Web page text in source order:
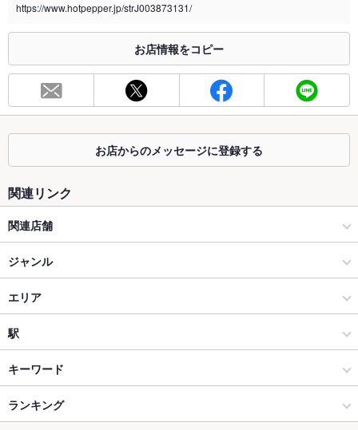
※2020年4月1日～受動喫煙対策に関する法律が施行されています。正しい情報はお店へお問い
総席数 60席(座敷席あり)
最大宴会収
18人(着席時)
座敷
掘りごたつ
カウンター
貸切 貸切不可
Wi-Fi
https://www.hotpepper.jp/strJ003873131/
お店情報をコピー
お店からのメッセージに登録する
関連リンク
関連店舗
とんかつ神楽坂さくら
ジャンル
居酒屋
和風
宇都宮 × 居酒屋
宇都宮 × 和風
エリア
宇都宮市その他
宇都宮市その他 × 居酒屋
宇都宮市その他 × 和風
駅
駅東公園前駅
峰駅
キーワード
卵焼き お茶漬け
ランキング